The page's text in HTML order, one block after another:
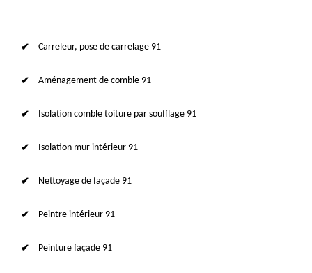
Carreleur, pose de carrelage 91
Aménagement de comble 91
Isolation comble toiture par soufflage 91
Isolation mur intérieur 91
Nettoyage de façade 91
Peintre intérieur 91
Peinture façade 91